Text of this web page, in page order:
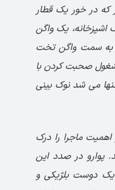
که در خور یک قطار
اشپزخانه، یک واگن
به سمت واگن تخت
صحبت کردن با
می شد نوک بینی
ماجرا را درک
پوارو در صدد این
یک دوست بلژیکی و